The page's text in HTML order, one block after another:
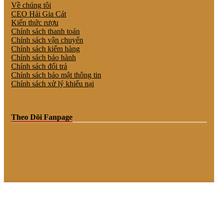
Về chúng tôi
CEO Hải Gia Cát
Kiến thức rượu
Chính sách thanh toán
Chính sách vận chuyển
Chính sách kiểm hàng
Chính sách bảo hành
Chính sách đổi trả
Chính sách bảo mật thông tin
Chính sách xử lý khiếu nại
Theo Dõi Fanpage